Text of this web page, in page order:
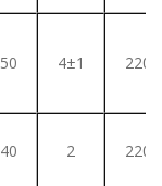
50 4±1 220
40 2 220